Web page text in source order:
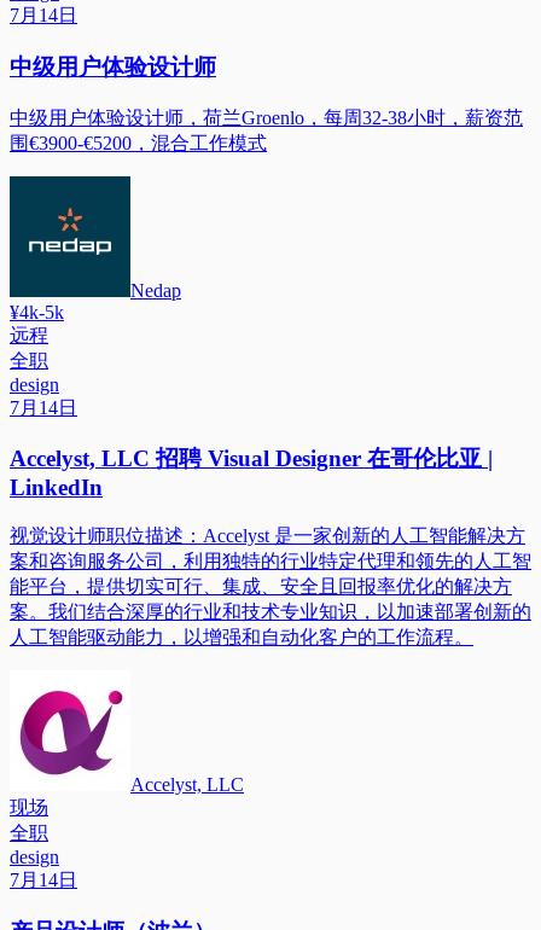
7月14日
中级用户体验设计师
中级用户体验设计师，荷兰Groenlo，每周32-38小时，薪资范
围€3900-€5200，混合工作模式
Nedap
¥4k-5k
远程
全职
design
7月14日
Accelyst, LLC 招聘 Visual Designer 在哥伦比亚 |
LinkedIn
视觉设计师职位描述：Accelyst 是一家创新的人工智能解决方
案和咨询服务公司，利用独特的行业特定代理和领先的人工智
能平台，提供切实可行、集成、安全且回报率优化的解决方
案。我们结合深厚的行业和技术专业知识，以加速部署创新的
人工智能驱动能力，以增强和自动化客户的工作流程。
Accelyst, LLC
现场
全职
design
7月14日